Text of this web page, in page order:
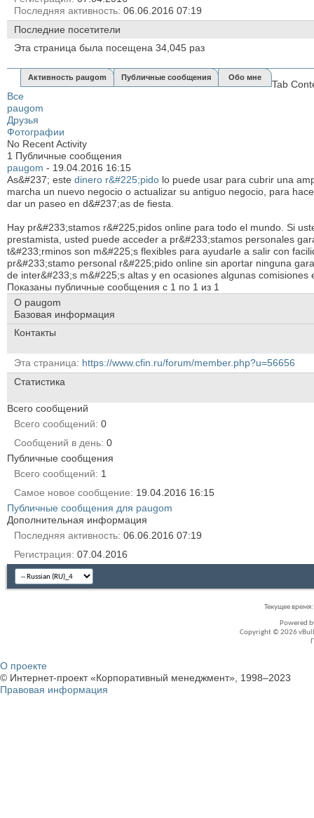
Последняя активность 06.06.2016 07:19
Последние посетители
Эта страница была посещена 34,045 раз
Активность paugom Публичные сообщения Обо мне
Tab
Все
paugom
Друзья
Фотографии
No Recent Activity
1 Публичные сообщения
paugom - 19.04.2016 16:15
As&#237; este dinero r&#225;pido lo puede usar para cubrir una
marcha un nuevo negocio o actualizar su antiguo negocio, para
dar un paseo en d&#237;as de fiesta.
Hay pr&#233;stamos r&#225;pidos online para todo el mundo. Si
prestamista, usted puede acceder a pr&#233;stamos personales
t&#233;rminos son m&#225;s flexibles para ayudarle a salir con
pr&#233;stamo personal r&#225;pido online sin aportar ninguna
de inter&#233;s m&#225;s altas y en ocasiones algunas
Показаны публичные сообщения с 1 по 1 из 1
О paugom
Базовая информация
Контакты
Эта страница https://www.cfin.ru/forum/member.php?u=56656
Статистика
Всего сообщений
Всего сообщений 0
Сообщений в день 0
Публичные сообщения
Всего сообщений
1
Самое новое сообщение
19.04.2016 16:15
Публичные сообщения для paugom
Дополнительная информация
Последняя активность 06.06.2016 07:19
Регистрация 07.04.2016
Текущее время:
Powered
Copyright © 2026
О проекте
© Интернет-проект «Корпоративный менеджмент», 1998–2023
Правовая информация